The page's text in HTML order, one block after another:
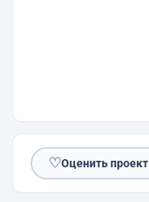
♡Оценить проект